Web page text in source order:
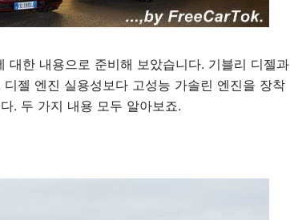
대한 내용으로 준비해 보았습니다. 기블리 디젤과
젤 엔진 실용성보다 고성능 가솔린 엔진을 장착
. 두 가지 내용 모두 알아보죠.